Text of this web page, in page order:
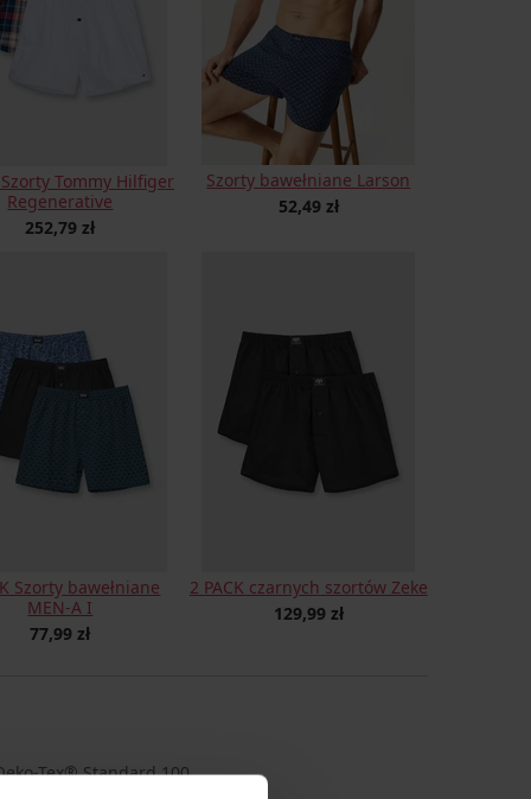
Szorty Tommy Hilfiger
Regenerative
252,79 zł
Szorty bawełniane Larson
52,49 zł
Szorty bawełniane
MEN-A I
77,99 zł
2 PACK czarnych szortów Zeke
129,99 zł
Tex® Standard 100